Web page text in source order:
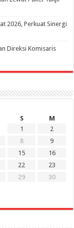
2026, Perkuat Sinergi
Direksi Komisaris
S
M
1
2
8
9
15
16
22
23
29
30